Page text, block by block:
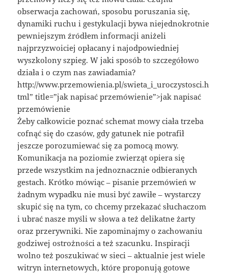
obserwacja zachowań, sposobu poruszania się,
dynamiki ruchu i gestykulacji bywa niejednokrotnie
pewniejszym źródłem informacji aniżeli
najprzyzwoiciej opłacany i najodpowiedniej
wyszkolony szpieg. W jaki sposób to szczegółowo
działa i o czym nas zawiadamia?
http://www.przemowienia.pl/swieta_i_uroczystosci.h
tml” title=”jak napisać przemówienie”>jak napisać
przemówienie
Żeby całkowicie poznać schemat mowy ciała trzeba
cofnąć się do czasów, gdy gatunek nie potrafił
jeszcze porozumiewać się za pomocą mowy.
Komunikacja na poziomie zwierząt opiera się
przede wszystkim na jednoznacznie odbieranych
gestach. Krótko mówiąc – pisanie przemówień w
żadnym wypadku nie musi być zawiłe – wystarczy
skupić się na tym, co chcemy przekazać słuchaczom
i ubrać nasze myśli w słowa a też delikatne żarty
oraz przerywniki. Nie zapominajmy o zachowaniu
godziwej ostrożności a też szacunku. Inspiracji
wolno też poszukiwać w sieci – aktualnie jest wiele
witryn internetowych, które proponują gotowe